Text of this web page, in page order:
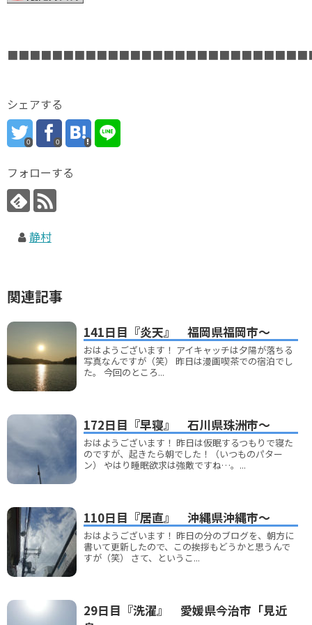
シェアする
0 0
フォローする
静村
関連記事
141日目『炎天』 福岡県福岡市～
おはようございます！ アイキャッチは夕陽が落ちる
写真なんですが（笑） 昨日は漫画喫茶での宿泊でし
た。 今回のところ...
172日目『早寝』 石川県珠洲市～
おはようございます！ 昨日は仮眠するつもりで寝た
のですが、起きたら朝でした！（いつものパター
ン） やはり睡眠欲求は強敵ですね…。...
110日目『居直』 沖縄県沖縄市～
おはようございます！ 昨日の分のブログを、朝方に
書いて更新したので、この挨拶もどうかと思うんで
すが（笑） さて、というこ...
29日目『洗濯』 愛媛県今治市「見近